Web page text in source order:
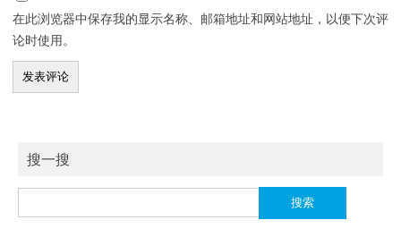
在此浏览器中保存我的显示名称、邮箱地址和网站地址，以便下次评
论时使用。
搜一搜
索：